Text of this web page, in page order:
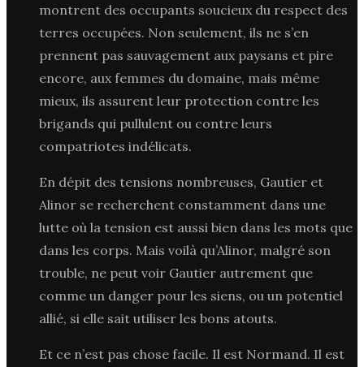
montrent des occupants soucieux du respect des
terres occupées. Non seulement, ils ne s’en
prennent pas sauvagement aux paysans et pire
encore, aux femmes du domaine, mais même
mieux, ils assurent leur protection contre les
brigands qui pullulent ou contre leurs
compatriotes indélicats.
En dépit des tensions nombreuses, Gautier et
Alinor se recherchent constamment dans une
lutte où la tension est aussi bien dans les mots que
dans les corps. Mais voilà qu’Alinor, malgré son
trouble, ne peut voir Gautier autrement que
comme un danger pour les siens, ou un potentiel
allié, si elle sait utiliser les bons atouts.
Et ce n’est pas chose facile. Il est Normand. Il est